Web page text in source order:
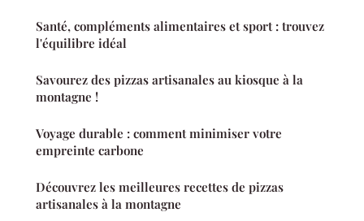
Santé, compléments alimentaires et sport : trouvez
l'équilibre idéal
Savourez des pizzas artisanales au kiosque à la
montagne !
Voyage durable : comment minimiser votre
empreinte carbone
Découvrez les meilleures recettes de pizzas
artisanales à la montagne